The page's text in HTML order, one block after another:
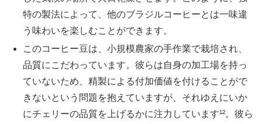
特の製法によって、他のブラジルコーヒーとは一味違
う味わいを楽しむことができます。
このコーヒー豆は、小規模農家の手作業で栽培され、
品質にこだわっています。彼らは自身の加工場を持っ
ていないため、精製による付加価値を付けることがで
きないという問題を抱えていますが、それゆえにいか
にチェリーの品質を上げるかに注力しています¹²。彼ら